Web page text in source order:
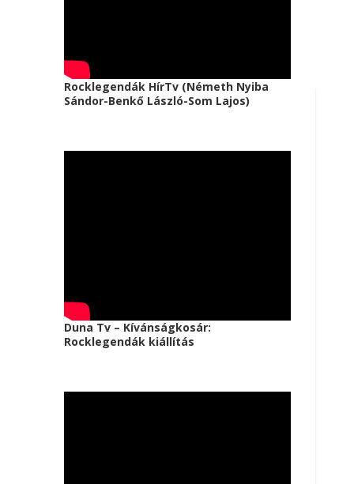
Rocklegendák HírTv (Németh Nyiba
Sándor-Benkő László-Som Lajos)
Duna Tv – Kívánságkosár:
Rocklegendák kiállítás